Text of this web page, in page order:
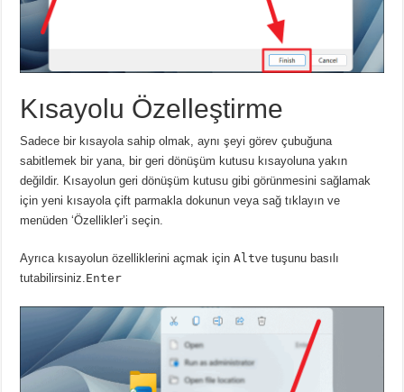
Kısayolu Özelleştirme
Sadece bir kısayola sahip olmak, aynı şeyi görev çubuğuna
sabitlemek bir yana, bir geri dönüşüm kutusu kısayoluna yakın
değildir. Kısayolun geri dönüşüm kutusu gibi görünmesini sağlamak
için yeni kısayola çift parmakla dokunun veya sağ tıklayın ve
menüden ‘Özellikler’i seçin.
Ayrıca kısayolun özelliklerini açmak içinAltve tuşunu basılı
tutabilirsiniz.Enter